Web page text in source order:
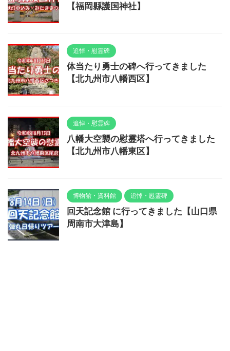
【福岡縣護国神社】
追悼・慰霊碑
体当たり勇士の碑へ行ってきました
【北九州市八幡西区】
追悼・慰霊碑
八幡大空襲の慰霊塔へ行ってきました
【北九州市八幡東区】
博物館・資料館 追悼・慰霊碑
回天記念館 に行ってきました【山口県
周南市大津島】